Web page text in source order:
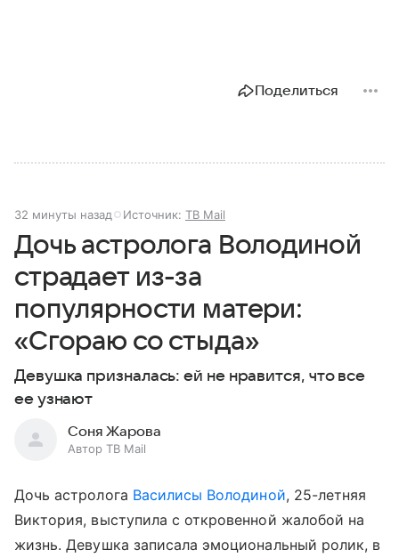
Поделиться
32 минуты назад Источник: ТВ Mail
Дочь астролога Володиной
страдает из-за
популярности матери:
«Сгораю со стыда»
Девушка призналась: ей не нравится, что все
ее узнают
Соня Жарова
Автор ТВ Mail
Дочь астролога Василисы Володиной, 25-летняя
Виктория, выступила с откровенной жалобой на
жизнь. Девушка записала эмоциональный ролик, в